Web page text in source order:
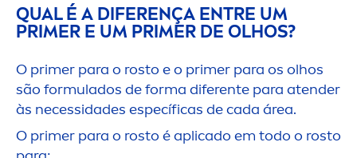
QUAL É A DIFERENÇA ENTRE UM
PRIMER E UM PRIMER DE OLHOS?
O primer para o rosto e o primer para os olhos
são formulados de forma diferente para atender
às necessidades específicas de cada área.
O primer para o rosto é aplicado em todo o rosto